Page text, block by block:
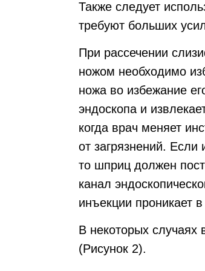
Также следует
требуют больших
При рассечении
ножом необходимо
ножа во избежание
эндоскопа и
когда врач меняет
от загрязнений. Если
то шприц должен
канал
инъекции проникает
В некоторых случаях
(Рисунок 2).